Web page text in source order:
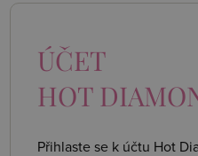
ÚČET
HOT
Přihlaste se k účtu Hot